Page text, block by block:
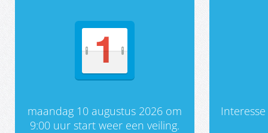
maandag 10 augustus 2026 om
9:00 uur start weer een veiling.